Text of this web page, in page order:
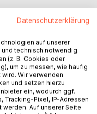
Großmutter Inken
diskreter
eines Tech-
Hamburg kennenlernt.
entkommen, reist er
Feemke und er bereits
Akteure im
Datenschutzerklärung
auf unserer
technisch notwendig.
(z. B. Cookies oder
um zu messen, wie häufig
Wir verwenden
und setzen hierzu
ein, wodurch ggf.
Tracking-Pixel, IP-Adressen
Auf unserer Seite